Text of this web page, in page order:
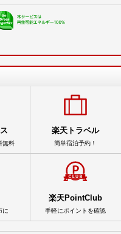
無料
楽天トラベル
簡単宿泊予約！
に
楽天PointClub
手軽にポイントを確認